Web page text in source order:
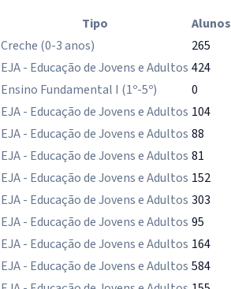
Tipo Alunos
Creche (0-3 anos) 265
EJA - Educação de Jovens e Adultos 424
Ensino Fundamental I (1º-5º) 0
EJA - Educação de Jovens e Adultos 104
EJA - Educação de Jovens e Adultos 88
EJA - Educação de Jovens e Adultos 81
EJA - Educação de Jovens e Adultos 152
EJA - Educação de Jovens e Adultos 303
EJA - Educação de Jovens e Adultos 95
EJA - Educação de Jovens e Adultos 164
EJA - Educação de Jovens e Adultos 584